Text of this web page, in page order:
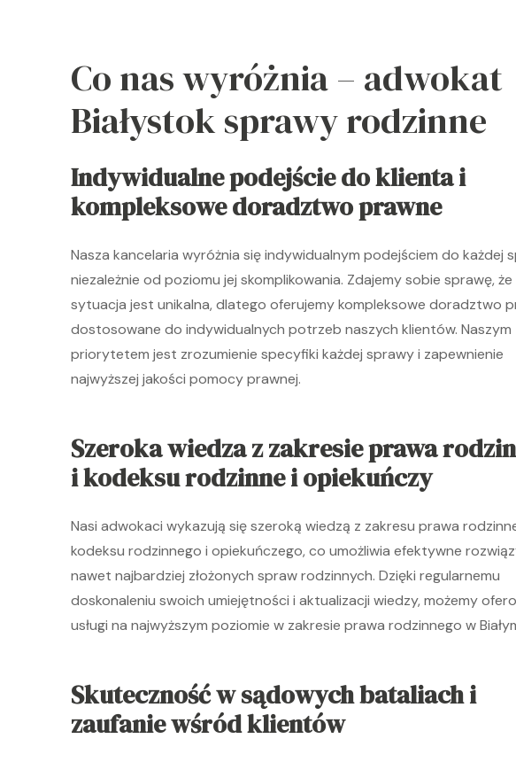
Co nas wyróżnia – adwokat
Białystok sprawy rodzinne
Indywidualne podejście do klienta i
kompleksowe doradztwo prawne
Nasza kancelaria wyróżnia się indywidualnym podejściem do każdej
niezależnie od poziomu jej skomplikowania. Zdajemy sobie sprawę, że
sytuacja jest unikalna, dlatego oferujemy kompleksowe doradztwo
dostosowane do indywidualnych potrzeb naszych klientów. Naszym
priorytetem jest zrozumienie specyfiki każdej sprawy i zapewnienie
najwyższej jakości pomocy prawnej.
Szeroka wiedza z zakresie prawa
i kodeksu rodzinne i opiekuńczy
Nasi adwokaci wykazują się szeroką wiedzą z zakresu prawa
kodeksu rodzinnego i opiekuńczego, co umożliwia efektywne
nawet najbardziej złożonych spraw rodzinnych. Dzięki regularnemu
doskonaleniu swoich umiejętności i aktualizacji wiedzy, możemy
usługi na najwyższym poziomie w zakresie prawa rodzinnego w
Skuteczność w sądowych bataliach i
zaufanie wśród klientów